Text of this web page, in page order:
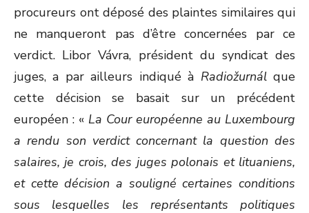
procureurs ont déposé des plaintes similaires qui
ne manqueront pas d’être concernées par ce
verdict. Libor Vávra, président du syndicat des
juges, a par ailleurs indiqué à Radiožurnálque
cette décision se basait sur un précédent
européen : « La Cour européenne au Luxembourg
a rendu son verdict concernant la question des
salaires, je crois, des juges polonais et lituaniens,
et cette décision a souligné certaines conditions
sous lesquelles les représentants politiques